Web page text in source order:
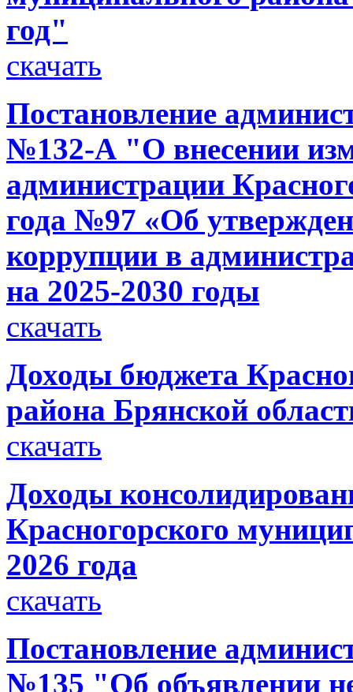
год"
скачать
Постановление
№132-А "О внесении
администрации
года №97 «Об
коррупции в
на 2025-2030 годы
скачать
Доходы бюджета
района Брянской
скачать
Доходы
Красногорского
2026 года
скачать
Постановление
№135 "Об объявлении